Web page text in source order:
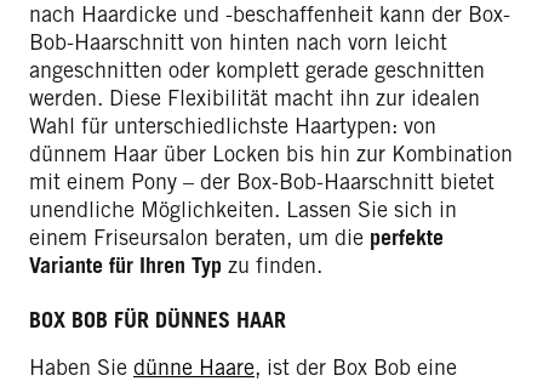
nach Haardicke und -beschaffenheit kann der Box-
Bob-Haarschnitt von hinten nach vorn leicht
angeschnitten oder komplett gerade geschnitten
werden. Diese Flexibilität macht ihn zur idealen
Wahl für unterschiedlichste Haartypen: von
dünnem Haar über Locken bis hin zur Kombination
mit einem Pony – der Box-Bob-Haarschnitt bietet
unendliche Möglichkeiten. Lassen Sie sich in
einem Friseursalon beraten, um die perfekte
Variante für Ihren Typ zu finden.
BOX BOB FÜR DÜNNES HAAR
Haben Sie dünne Haare, ist der Box Bob eine